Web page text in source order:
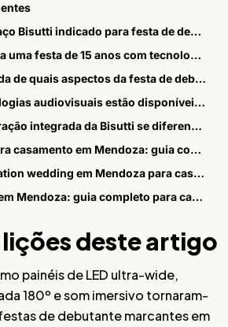
Qual é o espaço Bisutti indicado para festa de debutante com 300 convidados?
Quanto custa uma festa de 15 anos com tecnologia avançada na Bisutti?
A Bisutti cuida de quais aspectos da festa de debutante?
Quais tecnologias audiovisuais estão disponíveis nos espaços Bisutti?
Como a operação integrada da Bisutti se diferencia de outros modelos?
Vinícolas para casamento em Mendoza: guia completo 2026
Guia: destination wedding em Mendoza para casais brasileiros
Casamento em Mendoza: guia completo para casais brasileiros
deste artigo
painéis de LED ultra-wide,
180º e som imersivo tornaram-
de debutante marcantes em